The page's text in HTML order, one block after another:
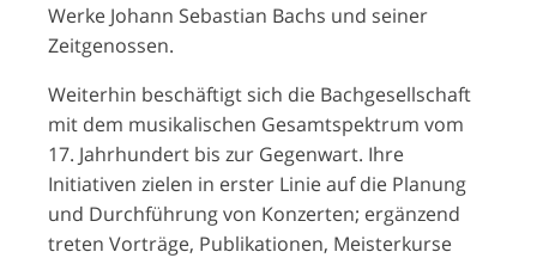
Werke Johann Sebastian Bachs und seiner
Zeitgenossen.
Weiterhin beschäftigt sich die Bachgesellschaft
mit dem musikalischen Gesamtspektrum vom
17. Jahrhundert bis zur Gegenwart. Ihre
Initiativen zielen in erster Linie auf die Planung
und Durchführung von Konzerten; ergänzend
treten Vorträge, Publikationen, Meisterkurse